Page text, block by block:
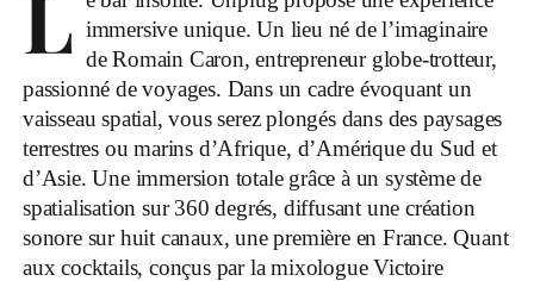
L immersive unique. Un lieu né de l’imaginaire
de Romain Caron, entrepreneur globe-trotteur,
passionné de voyages. Dans un cadre évoquant un
vaisseau spatial, vous serez plongés dans des paysages
terrestres ou marins d’Afrique, d’Amérique du Sud et
d’Asie. Une immersion totale grâce à un système de
spatialisation sur 360 degrés, diffusant une création
sonore sur huit canaux, une première en France. Quant
aux cocktails, conçus par la mixologue Victoire